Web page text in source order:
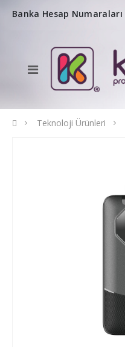
Banka Hesap Numaraları
Teknoloji Ürünleri